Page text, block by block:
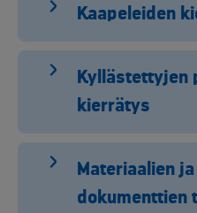
Kaapeleiden
Kyllästettyjen
kierrätys
Materiaalien
dokumenttien